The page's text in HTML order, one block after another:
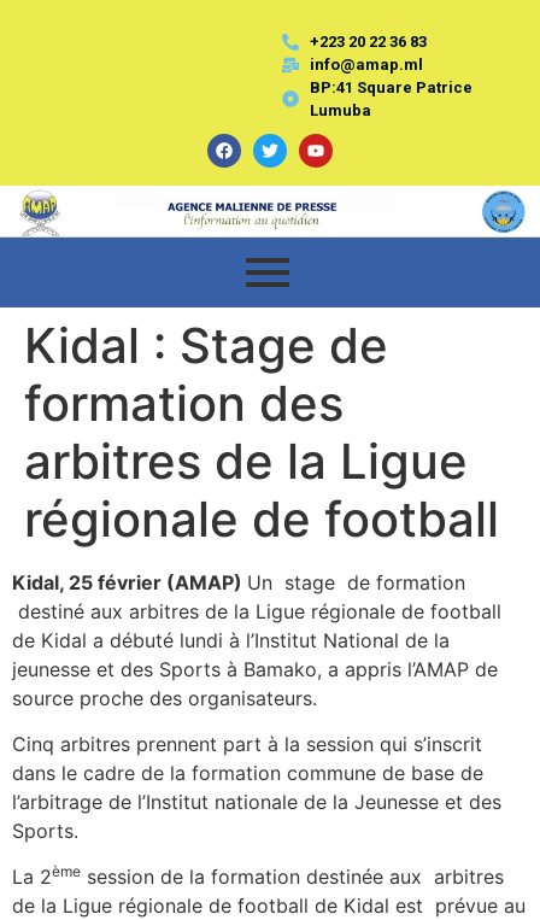
+223 20 22 36 83
info@amap.ml
BP:41 Square Patrice
Lumuba
Kidal : Stage de
formation des
arbitres de la Ligue
régionale de football
Kidal, 25 février (AMAP) Un stage de formation
destiné aux arbitres de la Ligue régionale de football
de Kidal a débuté lundi à l’Institut National de la
jeunesse et des Sports à Bamako, a appris l’AMAP de
source proche des organisateurs.
Cinq arbitres prennent part à la session qui s’inscrit
dans le cadre de la formation commune de base de
l’arbitrage de l’Institut nationale de la Jeunesse et des
Sports.
La 2ème session de la formation destinée aux arbitres
de la Ligue régionale de football de Kidal est prévue au